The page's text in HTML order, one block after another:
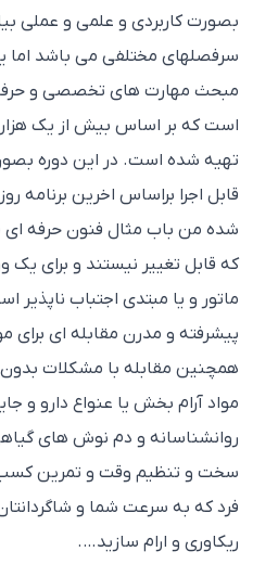
بصورت کاربردی و علمی و عملی بیان
سرفصلهای مختلفی می باشد اما یکی
مبحث مهارت های تخصصی و حرفه ای
است که بر اساس بیش از یک هزار
تهیه شده است. در این دوره بصورت
قابل اجرا براساس اخرین برنامه روز
شده من باب مثال فنون حرفه ای
که قابل تغییر نیستند و برای یک
ماتور و یا مبتدی اجتباب ناپذیر است
پیشرفته و مدرن مقابله ای برای
همچنین مقابله با مشکلات بدون
مواد آرام بخش یا عنواع دارو و
روانشناسانه و دم نوش های گیاهی
سخت و تنظیم وقت و تمرین کسب
فرد که به سرعت شما و شاگردانتان و
ریکاوری و ارام سازید….